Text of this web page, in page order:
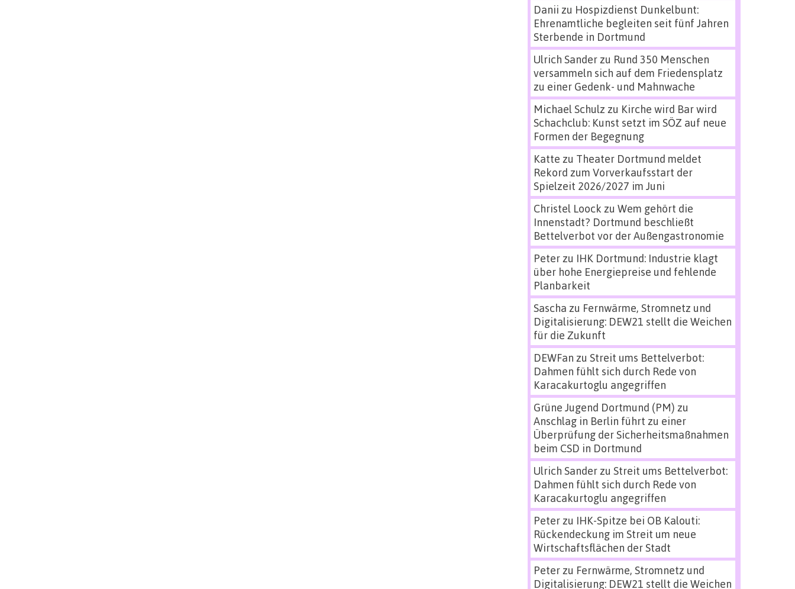
Danii zu Hospizdienst Dunkelbunt:
Ehrenamtliche begleiten seit fünf Jahren
Sterbende in Dortmund
Ulrich Sanderzu Rund 350 Menschen
versammeln sich auf dem Friedensplatz
zu einer Gedenk- und Mahnwache
Michael Schulz zu Kirche wird Bar wird
Schachclub: Kunst setzt im SÖZ auf neue
Formen der Begegnung
Katte zu Theater Dortmund meldet
Rekord zum Vorverkaufsstart der
Spielzeit 2026/2027 im Juni
Christel Loock zu Wem gehört die
Innenstadt? Dortmund beschließt
Bettelverbot vor der Außengastronomie
Peterzu IHK Dortmund: Industrie klagt
über hohe Energiepreise und fehlende
Planbarkeit
Sascha zu Fernwärme, Stromnetz und
Digitalisierung: DEW21 stellt die Weichen
für die Zukunft
DEWFan zu Streit ums Bettelverbot:
Dahmen fühlt sich durch Rede von
Karacakurtoglu angegriffen
Grüne Jugend Dortmund (PM) zu
Anschlag in Berlin führt zu einer
Überprüfung der Sicherheitsmaßnahmen
beim CSD in Dortmund
Ulrich Sanderzu Streit ums Bettelverbot:
Dahmen fühlt sich durch Rede von
Karacakurtoglu angegriffen
Peterzu IHK-Spitze bei OB Kalouti:
Rückendeckung im Streit um neue
Wirtschaftsflächen der Stadt
Peterzu Fernwärme, Stromnetz und
Digitalisierung: DEW21 stellt die Weichen